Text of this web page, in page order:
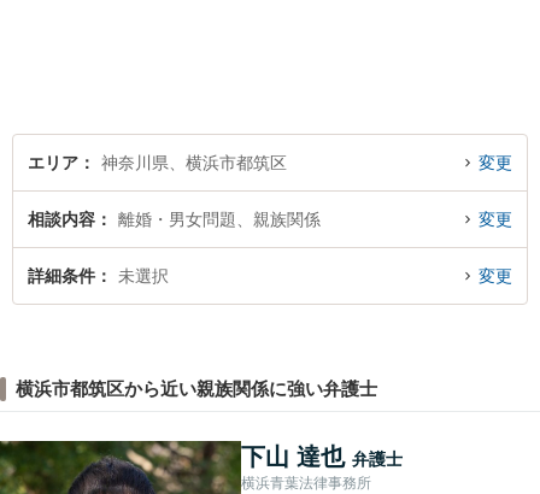
個人法務まで幅広い分野の対
応が可能です。
エリア 神奈川県、横浜市都筑区 変更
相談内容 離婚・男女問題、親族関係 変更
詳細条件 未選択 変更
横浜市都筑区から近い親族関係に強い弁護士
下山 達也 弁護士
横浜青葉法律事務所